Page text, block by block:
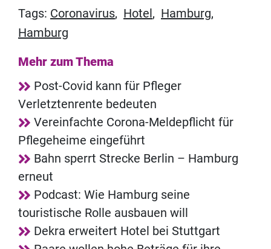
Tags: Coronavirus, Hotel , Hamburg,
Hamburg
Mehr zum Thema
Post-Covid kann für Pfleger
Verletztenrente bedeuten
Vereinfachte Corona-Meldepflicht für
Pflegeheime eingeführt
Bahn sperrt Strecke Berlin – Hamburg
erneut
Podcast: Wie Hamburg seine
touristische Rolle ausbauen will
Dekra erweitert Hotel bei Stuttgart